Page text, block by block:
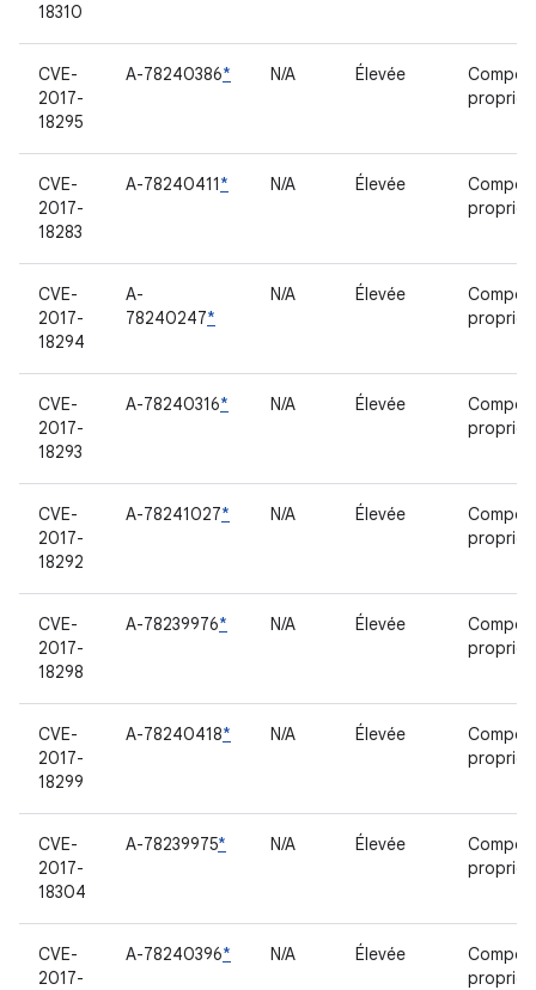
18310
CVE-
2017-
18295
A-78240386* N/A Élevée
CVE-
2017-
18283
A-78240411* N/A Élevée
CVE-
2017-
18294
A-
78240247*
N/A Élevée
CVE-
2017-
18293
A-78240316* N/A Élevée
CVE-
2017-
18292
A-78241027* N/A Élevée
CVE-
2017-
18298
A-78239976* N/A Élevée
CVE-
2017-
18299
A-78240418* N/A Élevée
CVE-
2017-
18304
A-78239975* N/A Élevée
CVE-
2017-
A-78240396* N/A Élevée